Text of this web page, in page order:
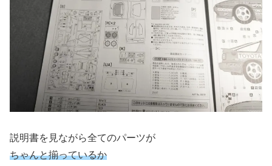
説明書を見ながら全てのパーツが
ちゃんと揃っているか